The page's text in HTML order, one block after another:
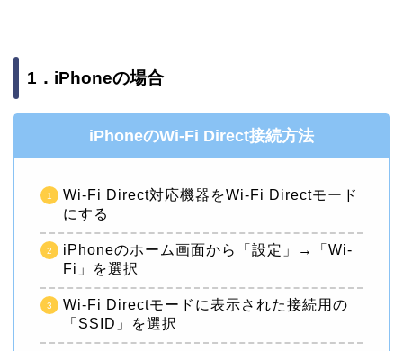
1．iPhoneの場合
iPhoneのWi-Fi Direct接続方法
Wi-Fi Direct対応機器をWi-Fi Directモード
にする
iPhoneのホーム画面から「設定」→「Wi-
Fi」を選択
Wi-Fi Directモードに表示された接続用の
「SSID」を選択